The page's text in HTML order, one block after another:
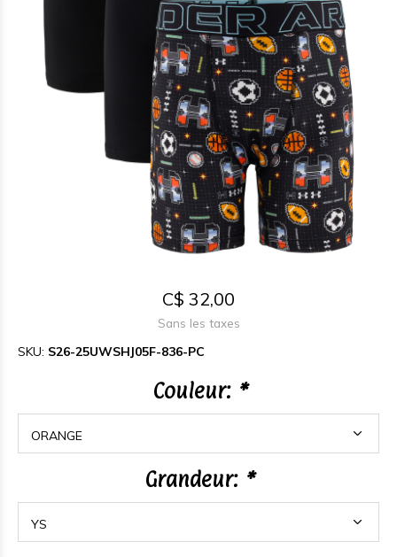
C$ 32,00
Sans les taxes
SKU: S26-25UWSHJ05F-836-PC
Couleur: *
Grandeur: *